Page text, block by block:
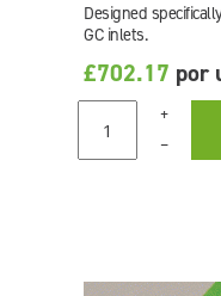
Designed
GC inlets.
£702.17 por
+
–